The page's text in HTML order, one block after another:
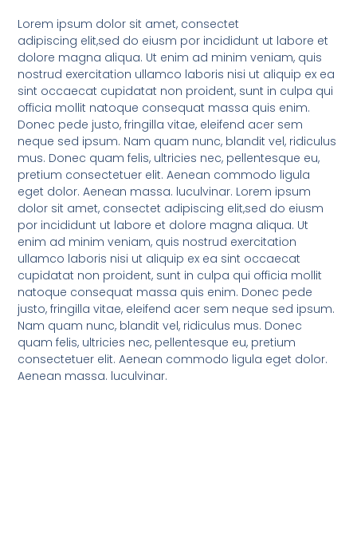
Lorem ipsum dolor sit amet, consectet
adipiscing elit,sed do eiusm por incididunt ut labore et
dolore magna aliqua. Ut enim ad minim veniam, quis
nostrud exercitation ullamco laboris nisi ut aliquip ex ea
sint occaecat cupidatat non proident, sunt in culpa qui
officia mollit natoque consequat massa quis enim.
Donec pede justo, fringilla vitae, eleifend acer sem
neque sed ipsum. Nam quam nunc, blandit vel, ridiculus
mus. Donec quam felis, ultricies nec, pellentesque eu,
pretium consectetuer elit. Aenean commodo ligula
eget dolor. Aenean massa. luculvinar. Lorem ipsum
dolor sit amet, consectet adipiscing elit,sed do eiusm
por incididunt ut labore et dolore magna aliqua. Ut
enim ad minim veniam, quis nostrud exercitation
ullamco laboris nisi ut aliquip ex ea sint occaecat
cupidatat non proident, sunt in culpa qui officia mollit
natoque consequat massa quis enim. Donec pede
justo, fringilla vitae, eleifend acer sem neque sed ipsum.
Nam quam nunc, blandit vel, ridiculus mus. Donec
quam felis, ultricies nec, pellentesque eu, pretium
consectetuer elit. Aenean commodo ligula eget dolor.
Aenean massa. luculvinar.